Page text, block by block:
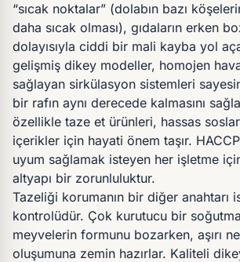
“sıcak noktalar” (dolabın bazı
daha sıcak olması), gıdaların erken
dolayısıyla ciddi bir mali kayba yol
gelişmiş dikey modeller, homojen hava
sağlayan sirkülasyon sistemleri
bir rafın aynı derecede kalmasını
özellikle taze et ürünleri, hassas
içerikler için hayati önem taşır.
uyum sağlamak isteyen her işletme
altyapı bir zorunluluktur.
Tazeliği korumanın bir diğer anahtarı
kontrolüdür. Çok kurutucu bir
meyvelerin formunu bozarken, aşırı
oluşumuna zemin hazırlar. Kaliteli